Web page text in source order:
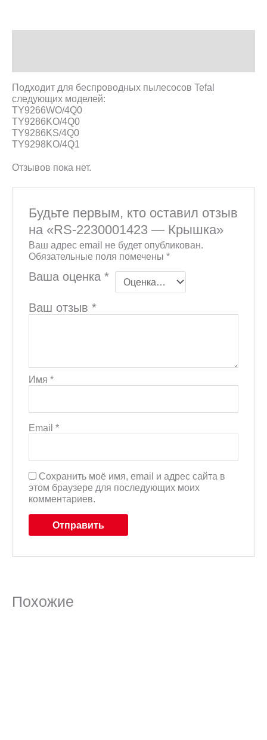
Подходит для беспроводных пылесосов Tefal
следующих моделей:
TY9266WO/4Q0
TY9286KO/4Q0
TY9286KS/4Q0
TY9298KO/4Q1
Отзывов пока нет.
Будьте первым, кто оставил отзыв
на «RS-2230001423 — Крышка»
Ваш адрес email не будет опубликован.
Обязательные поля помечены*
Ваша оценка*
Ваш отзыв*
Имя*
Email*
Сохранить моё имя, email и адрес сайта в
этом браузере для последующих моих
комментариев.
Похожие